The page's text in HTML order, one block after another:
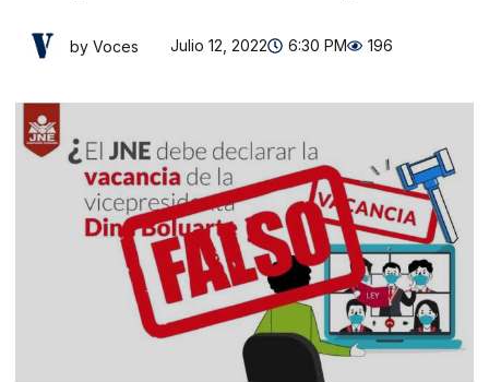
by Voces Julio 12, 2022 6:30 PM 196